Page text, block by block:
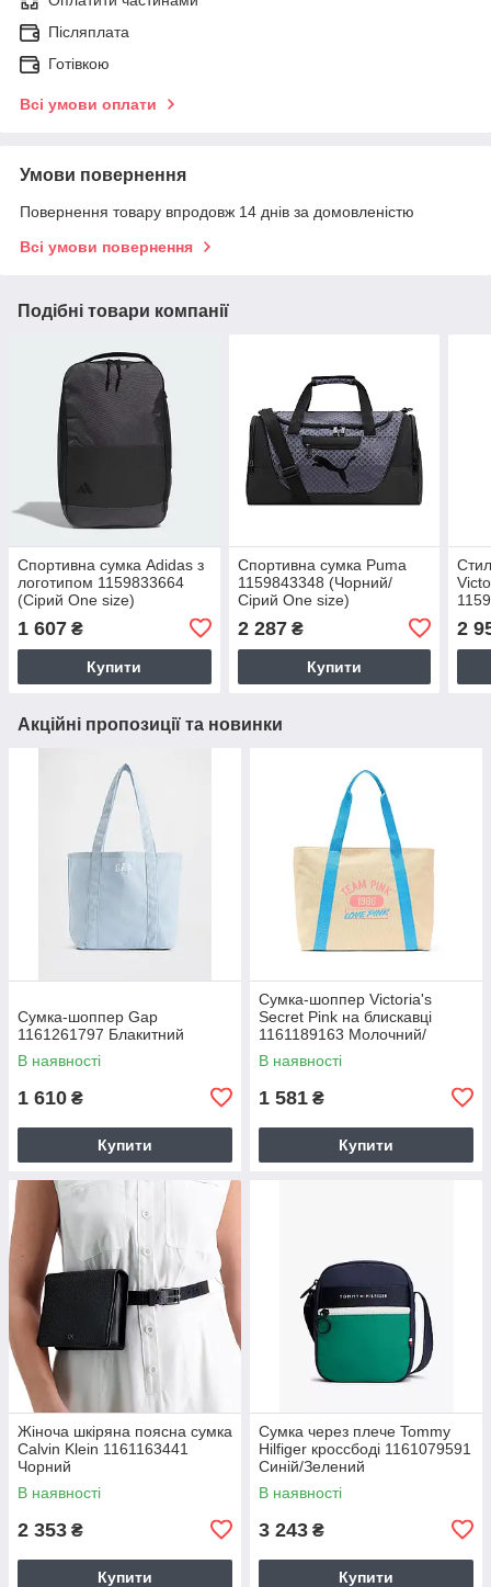
Післяплата
Готівкою
Всі умови оплати
Умови повернення
Повернення товару впродовж 14 днів за домовленістю
Всі умови повернення
Подібні товари компанії
Спортивна сумка Adidas з
логотипом 1159833664
(Сірий One size)
1 607 ₴
Купити
Спортивна сумка Puma
1159843348 (Чорний/
Сірий One size)
2 287₴
Купити
2
Акційні пропозиції та новинки
Сумка-шоппер Gap
1161261797 Блакитний
В наявності
1 610 ₴
Купити
Сумка-шоппер Victoria's
Secret Pink на блискавці
1161189163 Молочний/
Блакитний
В наявності
1 581 ₴
Купити
Жіноча шкіряна поясна сумка
Calvin Klein 1161163441
Чорний
В наявності
2 353 ₴
Купити
Сумка через плече Tommy
Hilfiger кроссбоді 1161079591
Синій/Зелений
В наявності
3 243 ₴
Купити